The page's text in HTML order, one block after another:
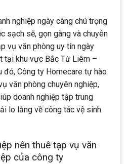
nghiệp ngày càng chú trọng
sạch sẽ, gọn gàng và chuyên
vụ văn phòng uy tín ngày
tại khu vực Bắc Từ Liêm –
đó, Công ty Homecare tự hào
văn phòng chuyên nghiệp,
doanh nghiệp tập trung
lo lắng về công tác vệ sinh
nên thuê tạp vụ văn
của công ty